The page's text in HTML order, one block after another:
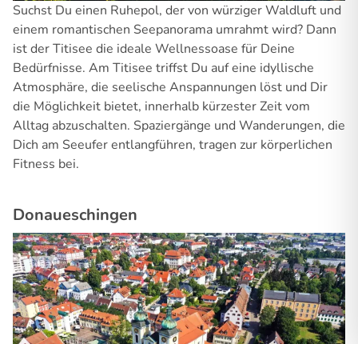
Suchst Du einen Ruhepol, der von würziger Waldluft und
einem romantischen Seepanorama umrahmt wird? Dann
ist der Titisee die ideale Wellnessoase für Deine
Bedürfnisse. Am Titisee triffst Du auf eine idyllische
Atmosphäre, die seelische Anspannungen löst und Dir
die Möglichkeit bietet, innerhalb kürzester Zeit vom
Alltag abzuschalten. Spaziergänge und Wanderungen, die
Dich am Seeufer entlangführen, tragen zur körperlichen
Fitness bei.
Donaueschingen